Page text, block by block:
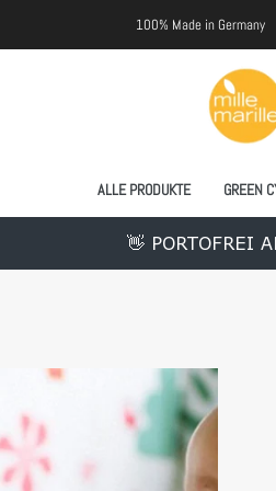
100% Made in Germany
ALLE PRODUKTE GREEN
👋 PORTOFREI